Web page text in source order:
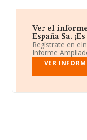
Ver el
España Sa.
Regístrate en
Informe
VER